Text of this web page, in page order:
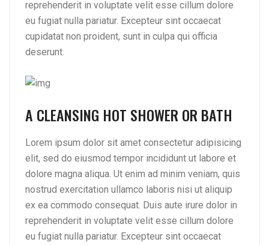
reprehenderit in voluptate velit esse cillum dolore
eu fugiat nulla pariatur. Excepteur sint occaecat
cupidatat non proident, sunt in culpa qui officia
deserunt.
A CLEANSING HOT SHOWER OR BATH
Lorem ipsum dolor sit amet consectetur adipisicing
elit, sed do eiusmod tempor incididunt ut labore et
dolore magna aliqua. Ut enim ad minim veniam, quis
nostrud exercitation ullamco laboris nisi ut aliquip
ex ea commodo consequat. Duis aute irure dolor in
reprehenderit in voluptate velit esse cillum dolore
eu fugiat nulla pariatur. Excepteur sint occaecat